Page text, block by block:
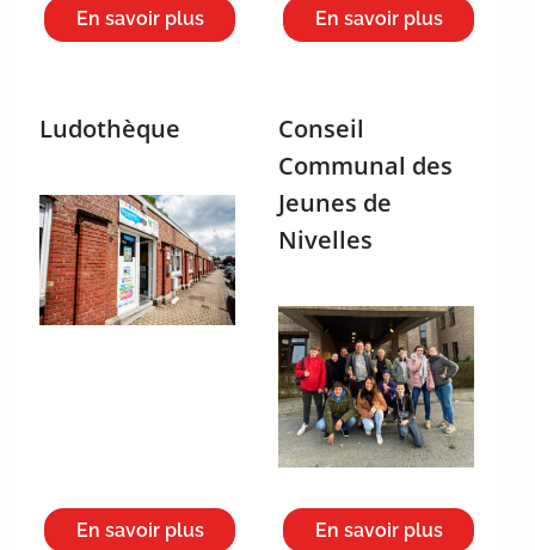
En savoir plus En savoir plus
Ludothèque
En savoir plus
Conseil
Communal des
Jeunes de
Nivelles
En savoir plus